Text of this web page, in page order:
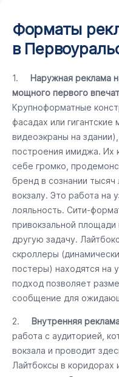
Форматы
в
1. Наружная реклама
мощного первого
Крупноформатные
фасадах или
видеоэкраны на
построения имиджа. Их
себе громко,
бренд в сознании
вокзалу. Это работа на
лояльность. Сити-
привокзальной
другую задачу.
скроллеры
постеры) находятся на
подход позволяет
сообщение для
2. Внутренняя
работа с аудиторией,
вокзала и проводит
Лайтбоксы в коридорах